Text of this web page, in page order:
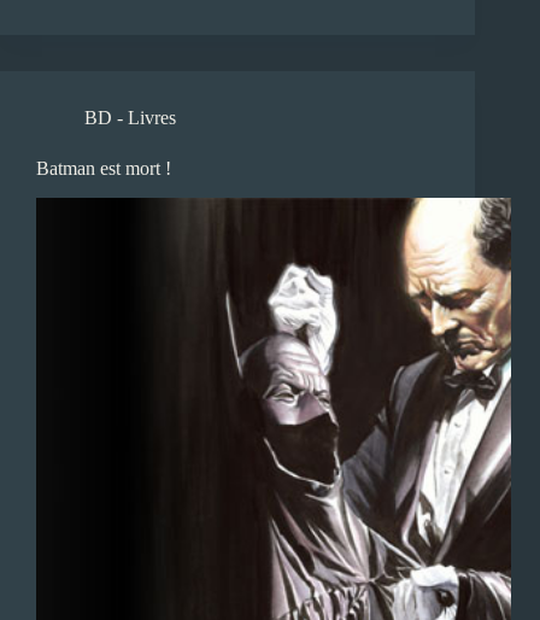
BD - Livres
Batman est mort !